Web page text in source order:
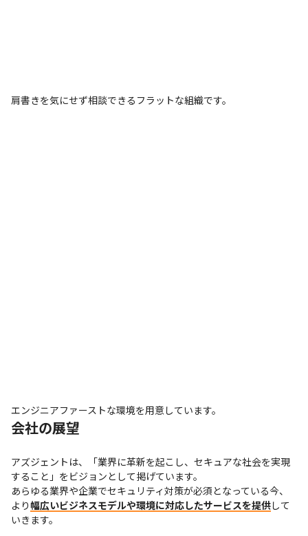
肩書きを気にせず相談できるフラットな組織です。
エンジニアファーストな環境を用意しています。
会社の展望
アズジェントは、「業界に革新を起こし、セキュアな社会を実現
すること」をビジョンとして掲げています。
あらゆる業界や企業でセキュリティ対策が必須となっている今、
より幅広いビジネスモデルや環境に対応したサービスを提供して
いきます。